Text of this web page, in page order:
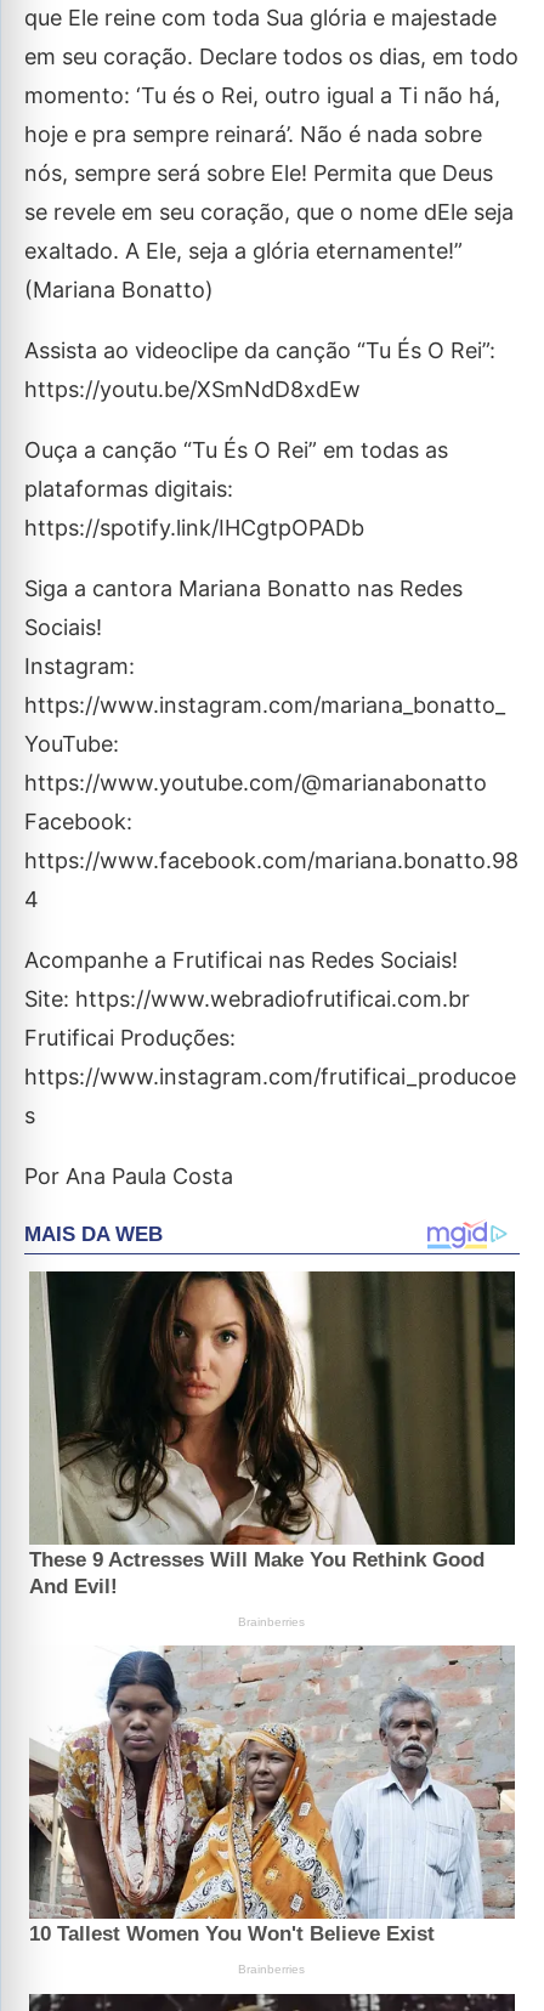
que Ele reine com toda Sua glória e majestade
em seu coração. Declare todos os dias, em todo
momento: ‘Tu és o Rei, outro igual a Ti não há,
hoje e pra sempre reinará’. Não é nada sobre
nós, sempre será sobre Ele! Permita que Deus
se revele em seu coração, que o nome dEle seja
exaltado. A Ele, seja a glória eternamente!”
(Mariana Bonatto)
Assista ao videoclipe da canção “Tu És O Rei”:
https://youtu.be/XSmNdD8xdEw
Ouça a canção “Tu És O Rei” em todas as
plataformas digitais:
https://spotify.link/IHCgtpOPADb
Siga a cantora Mariana Bonatto nas Redes
Sociais!
Instagram:
https://www.instagram.com/mariana_bonatto_
YouTube:
https://www.youtube.com/@marianabonatto
Facebook:
https://www.facebook.com/mariana.bonatto.98
4
Acompanhe a Frutificai nas Redes Sociais!
Site: https://www.webradiofrutificai.com.br
Frutificai Produções:
https://www.instagram.com/frutificai_producoe
s
Por Ana Paula Costa